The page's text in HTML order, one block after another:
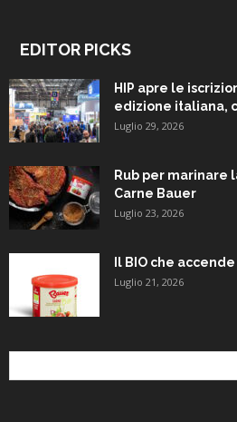
EDITOR PICKS
HIP apre le
edizione italiana,
Luglio 29, 2026
Rub per marinare
Carne Bauer
Luglio 23, 2026
Il BIO che
Luglio 21, 2026